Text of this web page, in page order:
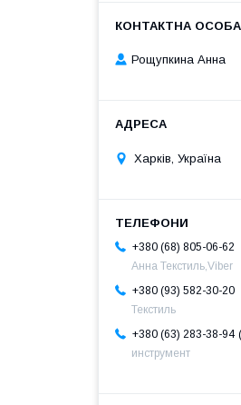
Рощупкина Анна
Харків, Україна
+380 (68) 805-06-62
Анна Текстиль,Viber
+380 (93) 582-30-20
Текстиль
+380 (63) 283-38-94
инструмент